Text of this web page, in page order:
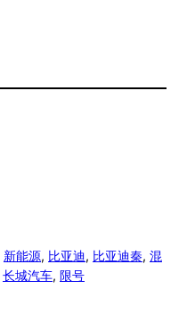
新能源, 比亚迪, 比亚迪秦, 混
长城汽车, 限号